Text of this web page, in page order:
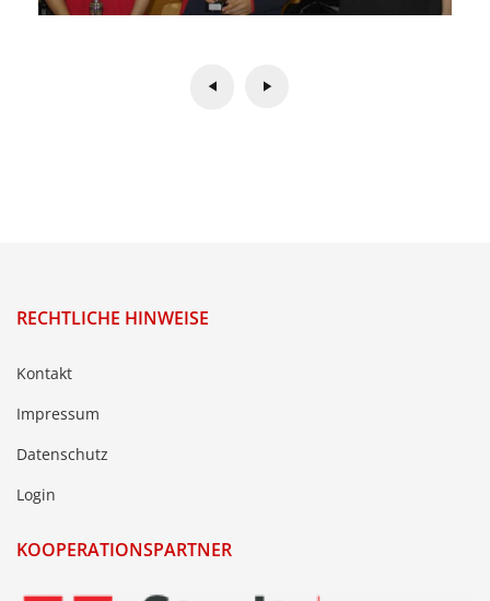
RECHTLICHE HINWEISE
Kontakt
Impressum
Datenschutz
Login
KOOPERATIONSPARTNER